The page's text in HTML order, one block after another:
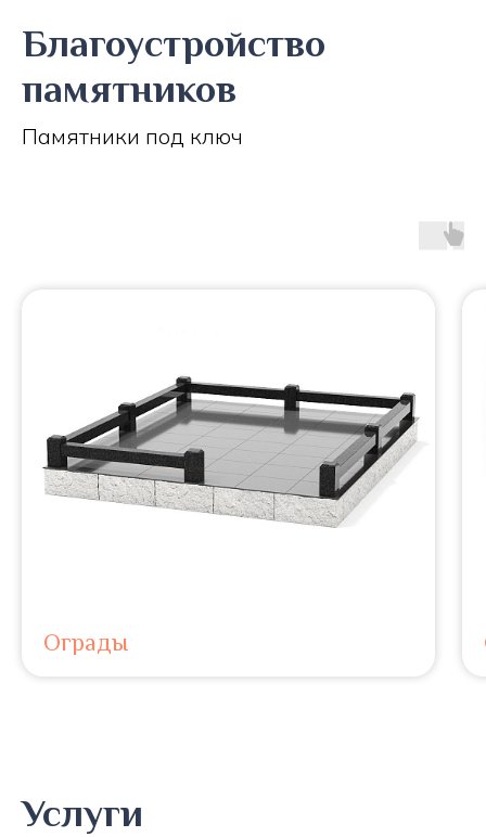
Благоустройство
памятников
Памятники под ключ
Ограды
Услуги